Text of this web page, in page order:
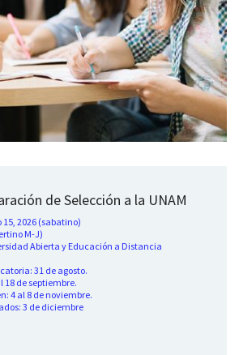
de Selección a la UNAM
15, 2026 (sabatino)
M-J)
Abierta y Educación a Distancia
31 de agosto.
18 de septiembre.
4 al 8 de noviembre.
3 de diciembre